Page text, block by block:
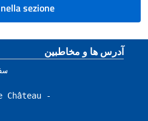
sezione
Footer section
آدرس ها و مخاطبین
Château -